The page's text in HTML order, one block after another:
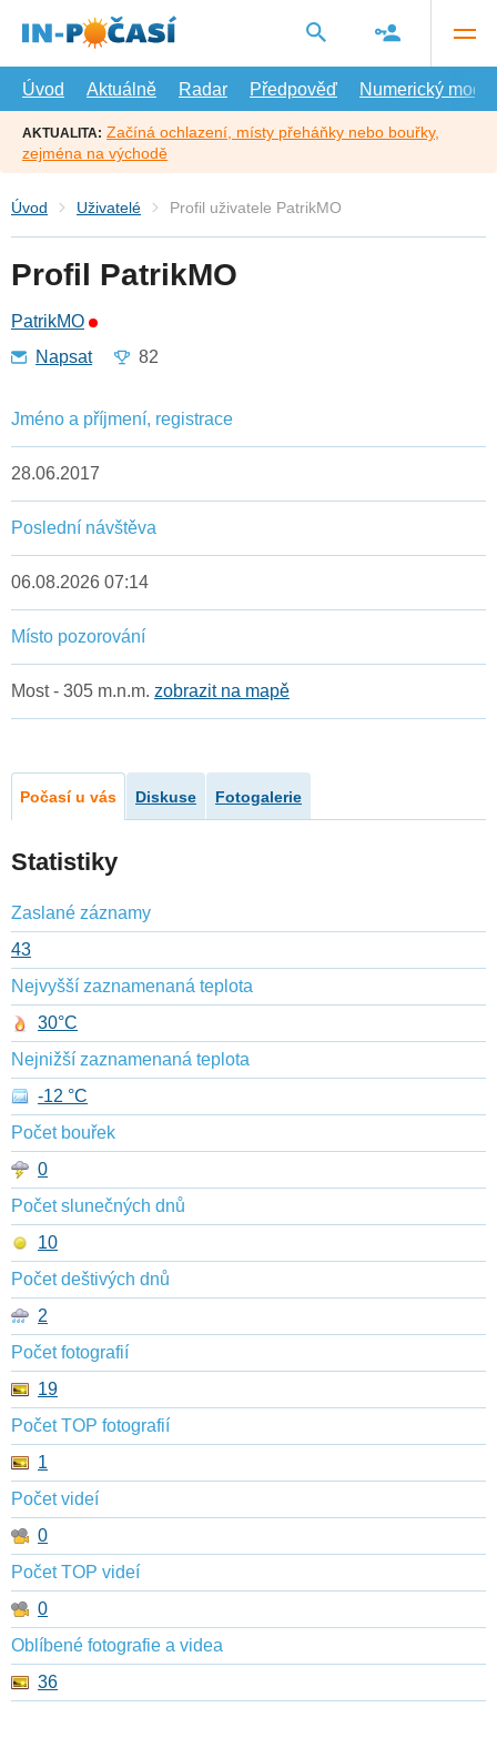
hlavní
Úvod
Aktuálně Radar Předpověď Numerický model
AKTUALITA: Začíná ochlazení, místy přeháňky nebo bouřky,
zejména na východě
Úvod Uživatelé Profil uživatele PatrikMO
Profil PatrikMO
PatrikMO
Napsat
82
Jméno a příjmení, registrace
28.06.2017
Poslední návštěva
06.08.2026 07:14
Místo pozorování
Most - 305 m.n.m. zobrazit na mapě
Počasí u vás Diskuse Fotogalerie
Statistiky
Zaslané záznamy
43
Nejvyšší zaznamenaná teplota
30°C
Nejnižší zaznamenaná teplota
-12 °C
Počet bouřek
0
Počet slunečných dnů
10
Počet deštivých dnů
2
Počet fotografií
19
Počet TOP fotografií
1
Počet videí
0
Počet TOP videí
0
Oblíbené fotografie a videa
36